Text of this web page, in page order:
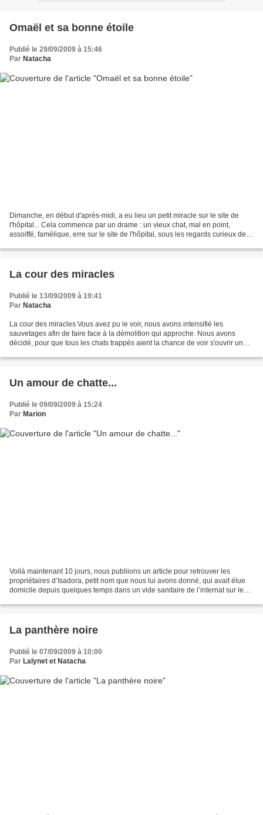
Omaël et sa bonne étoile
Publié le 29/09/2009 à 15:46
Par Natacha
Dimanche, en début d'après-midi, a eu lieu un petit miracle sur le site de
l'hôpital... Cela commence par un drame : un vieux chat, mal en point,
assoiffé, famélique, erre sur le site de l'hôpital, sous les regards curieux des
La cour des miracles
Publié le 13/09/2009 à 19:41
Par Natacha
La cour des miracles Vous avez pu le voir, nous avons intensifié les
sauvetages afin de faire face à la démolition qui approche. Nous avons
décidé, pour que tous les chats trappés aient la chance de voir s'ouvrir une
Un amour de chatte...
Publié le 09/09/2009 à 15:24
Par Marion
Voilà maintenant 10 jours, nous publiions un article pour retrouver les
propriétaires d’Isadora, petit nom que nous lui avons donné, qui avait élue
domicile depuis quelques temps dans un vide sanitaire de l’internat sur le
La panthère noire
Publié le 07/09/2009 à 10:00
Par Lalynet et Natacha